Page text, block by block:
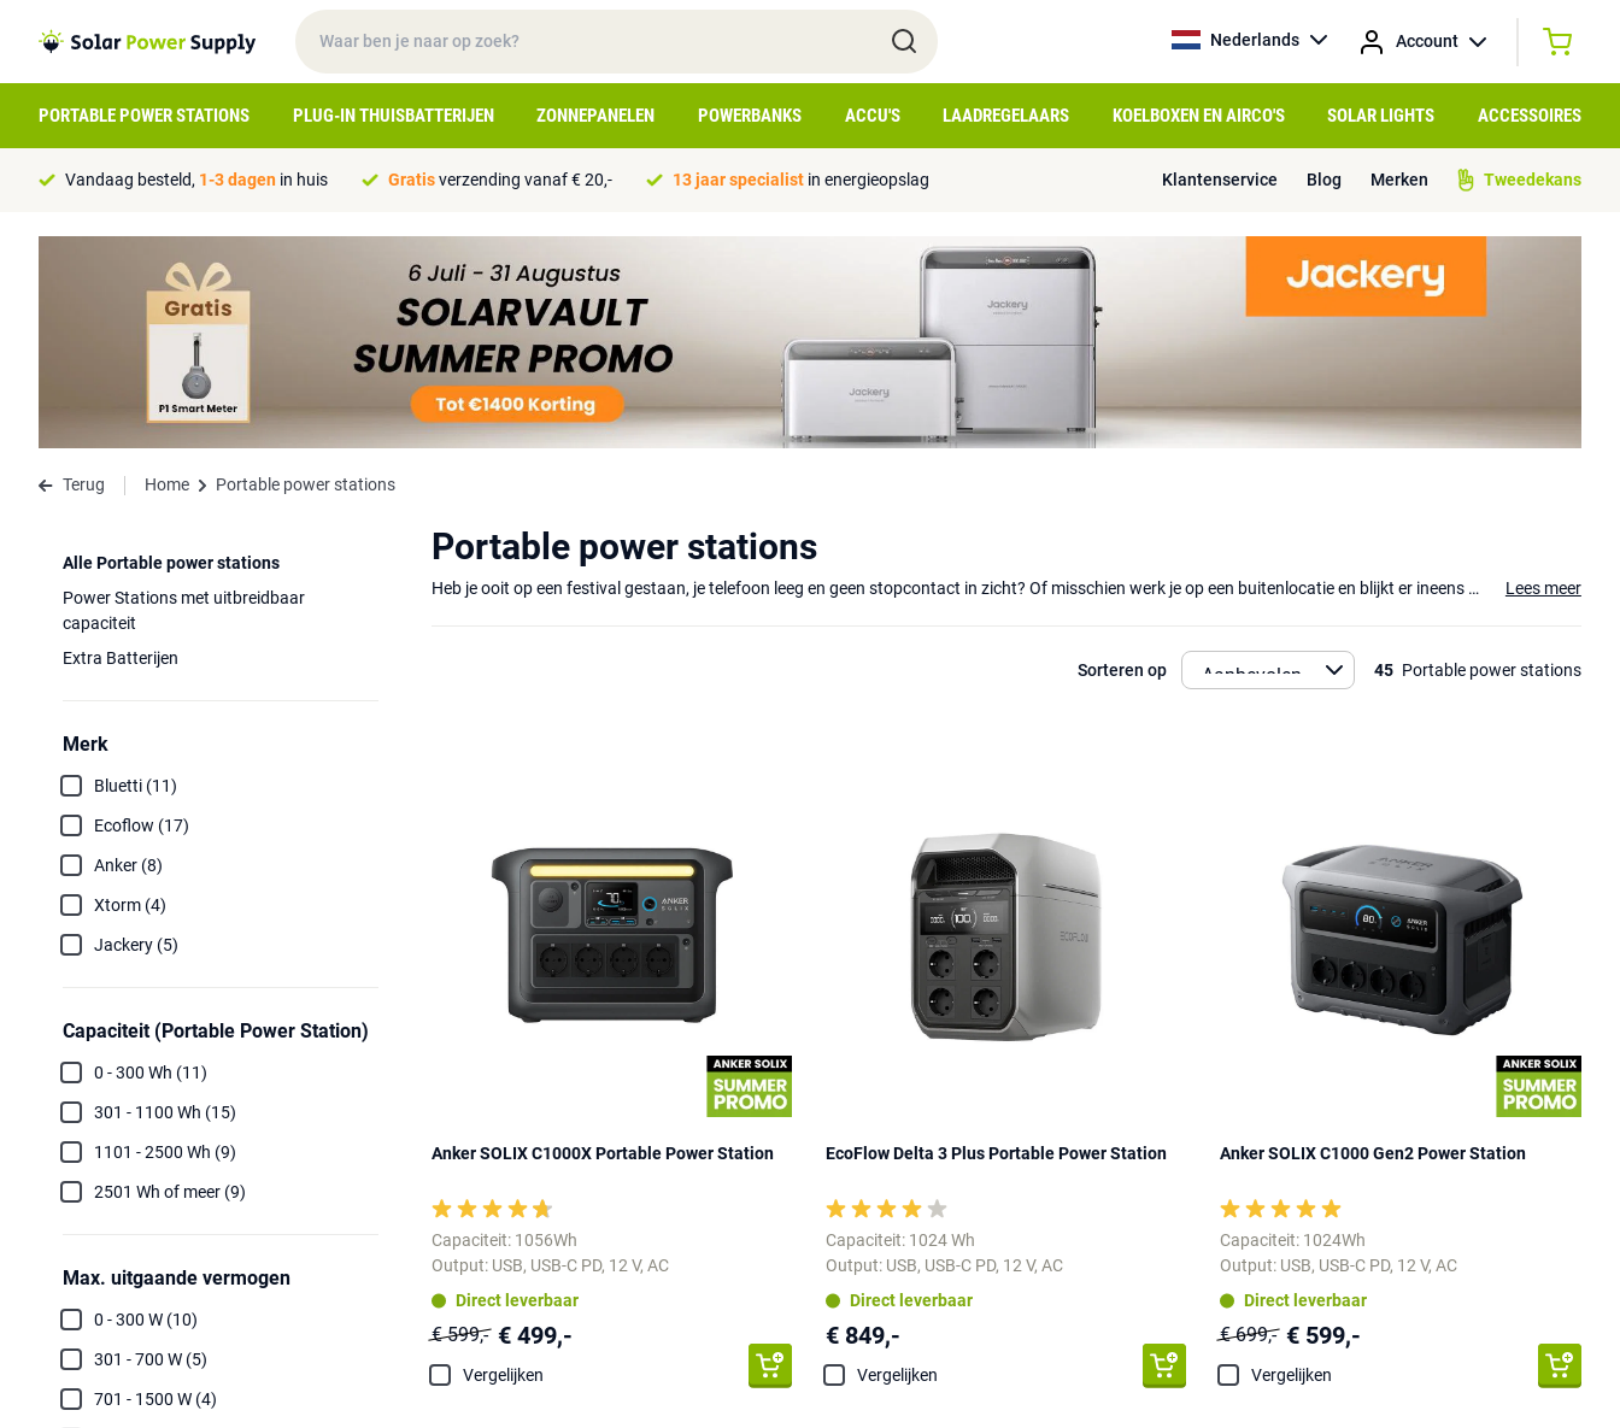
Nederlands Account
PORTABLE POWER STATIONS PLUG-IN THUISBATTERIJEN ZONNEPANELEN POWERBANKS ACCU'S LAADREGELAARS KOELBOXEN EN AIRCO'S SOLAR LIGHTS ACCESSOIRES
Vandaag besteld, 1-3 dagen in huis Gratisverzending vanaf € 20,- 13 jaar specialist in energieopslag Klantenservice Blog Merken Tweedekans
Terug Home Portable power stations
Alle Portable power stations
Power Stations met uitbreidbaar
capaciteit
Extra Batterijen
Merk
Bluetti (11)
Ecoflow (17)
Anker (8)
Xtorm (4)
Jackery (5)
Capaciteit (Portable Power Station)
0 - 300 Wh (11)
301 - 1100 Wh (15)
1101 - 2500 Wh (9)
2501 Wh of meer (9)
Max. uitgaande vermogen
0 - 300 W (10)
301 - 700 W (5)
701 - 1500 W (4)
Portable power stations
Heb je ooit op een festival gestaan, je telefoon leeg en geen stopcontact in zicht? Of misschien werk je op een buitenlocatie en blijkt er ineens geen stroom beschikbaar te zijn voor je apparatuur? Dan is een draagbare power station de oplossing die je nodig hebt. Deze compacte apparaten zorgen ervoor dat je altijd voldoende energie hebt, waar je ook bent, zonder afhankelijk te zijn van het elektriciteitsnet. Van het opladen van je smartphone tot het voeden van grotere apparaten zoals koelkasten of laptops, een power station biedt je de vrijheid om te doen wat je wilt, zonder je zorgen te maken over stroomtekort. Lees meer
Sorteren op 45 Portable power stations
Anker SOLIX C1000X Portable Power Station
Capaciteit: 1056Wh
Output: USB, USB-C PD, 12 V, AC
Direct leverbaar
€ 599,- € 499,-
Vergelijken
EcoFlow Delta 3 Plus Portable Power Station
Capaciteit: 1024 Wh
Output: USB, USB-C PD, 12 V, AC
Direct leverbaar
€ 849,-
Vergelijken
Anker SOLIX C1000 Gen2 Power Station
Capaciteit: 1024Wh
Output: USB, USB-C PD, 12 V, AC
Direct leverbaar
€ 699,- € 599,-
Vergelijken